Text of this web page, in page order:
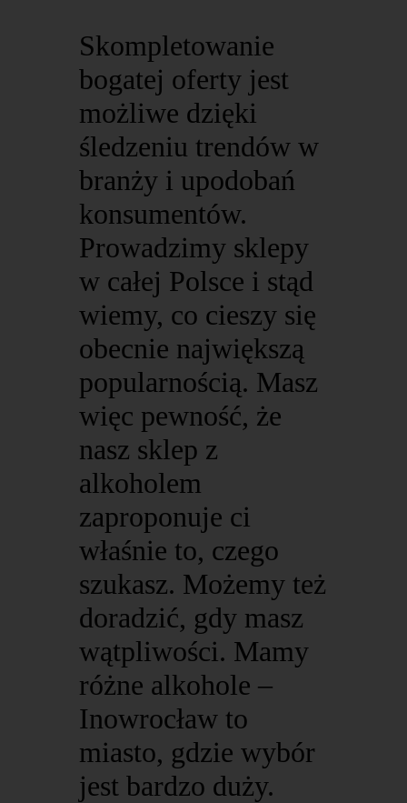
Skompletowanie
bogatej oferty jest
możliwe dzięki
śledzeniu trendów w
branży i upodobań
konsumentów.
Prowadzimy sklepy
w całej Polsce i stąd
wiemy, co cieszy się
obecnie największą
popularnością. Masz
więc pewność, że
nasz sklep z
alkoholem
zaproponuje ci
właśnie to, czego
szukasz. Możemy też
doradzić, gdy masz
wątpliwości. Mamy
różne alkohole –
Inowrocław to
miasto, gdzie wybór
jest bardzo duży.